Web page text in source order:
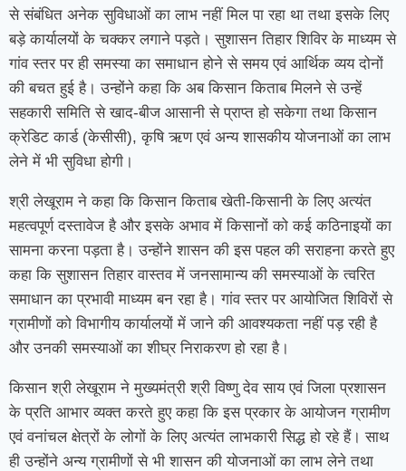
से संबंधित अनेक सुविधाओं का लाभ नहीं मिल पा रहा था तथा इसके लिए
बड़े कार्यालयों के चक्कर लगाने पड़ते। सुशासन तिहार शिविर के माध्यम से
गांव स्तर पर ही समस्या का समाधान होने से समय एवं आर्थिक व्यय दोनों
की बचत हुई है। उन्होंने कहा कि अब किसान किताब मिलने से उन्हें
सहकारी समिति से खाद-बीज आसानी से प्राप्त हो सकेगा तथा किसान
क्रेडिट कार्ड (केसीसी), कृषि ऋण एवं अन्य शासकीय योजनाओं का लाभ
लेने में भी सुविधा होगी।
श्री लेखूराम ने कहा कि किसान किताब खेती-किसानी के लिए अत्यंत
महत्वपूर्ण दस्तावेज है और इसके अभाव में किसानों को कई कठिनाइयों का
सामना करना पड़ता है। उन्होंने शासन की इस पहल की सराहना करते हुए
कहा कि सुशासन तिहार वास्तव में जनसामान्य की समस्याओं के त्वरित
समाधान का प्रभावी माध्यम बन रहा है। गांव स्तर पर आयोजित शिविरों से
ग्रामीणों को विभागीय कार्यालयों में जाने की आवश्यकता नहीं पड़ रही है
और उनकी समस्याओं का शीघ्र निराकरण हो रहा है।
किसान श्री लेखूराम ने मुख्यमंत्री श्री विष्णु देव साय एवं जिला प्रशासन
के प्रति आभार व्यक्त करते हुए कहा कि इस प्रकार के आयोजन ग्रामीण
एवं वनांचल क्षेत्रों के लोगों के लिए अत्यंत लाभकारी सिद्ध हो रहे हैं। साथ
ही उन्होंने अन्य ग्रामीणों से भी शासन की योजनाओं का लाभ लेने तथा